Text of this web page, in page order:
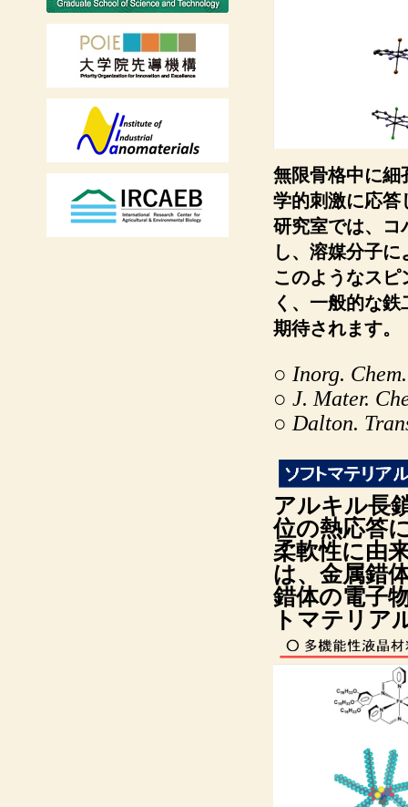
無限骨格中に細
学的刺激に応答
研究室では、コ
し、溶媒分子
このようなス
く、一般的な
期待されます。
○ Inorg. Chem.
○ J. Mater.
○ Dalton.
アルキル長
位の熱応答
柔軟性に由
は、金属錯
錯体の電子
トマテリア